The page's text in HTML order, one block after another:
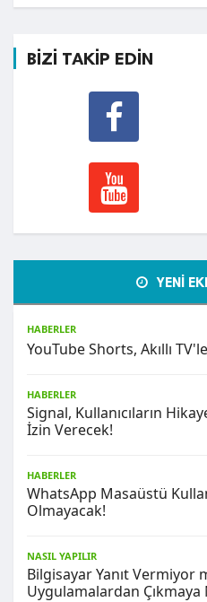
BİZİ TAKİP EDİN
YENİ
HABERLER
YouTube Shorts, Akıllı
HABERLER
Signal, Kullanıcıların
İzin Verecek!
HABERLER
WhatsApp Masaüstü
Olmayacak!
NASIL YAPILIR
Bilgisayar Yanıt Vermiyor
Uygulamalardan Çıkmaya